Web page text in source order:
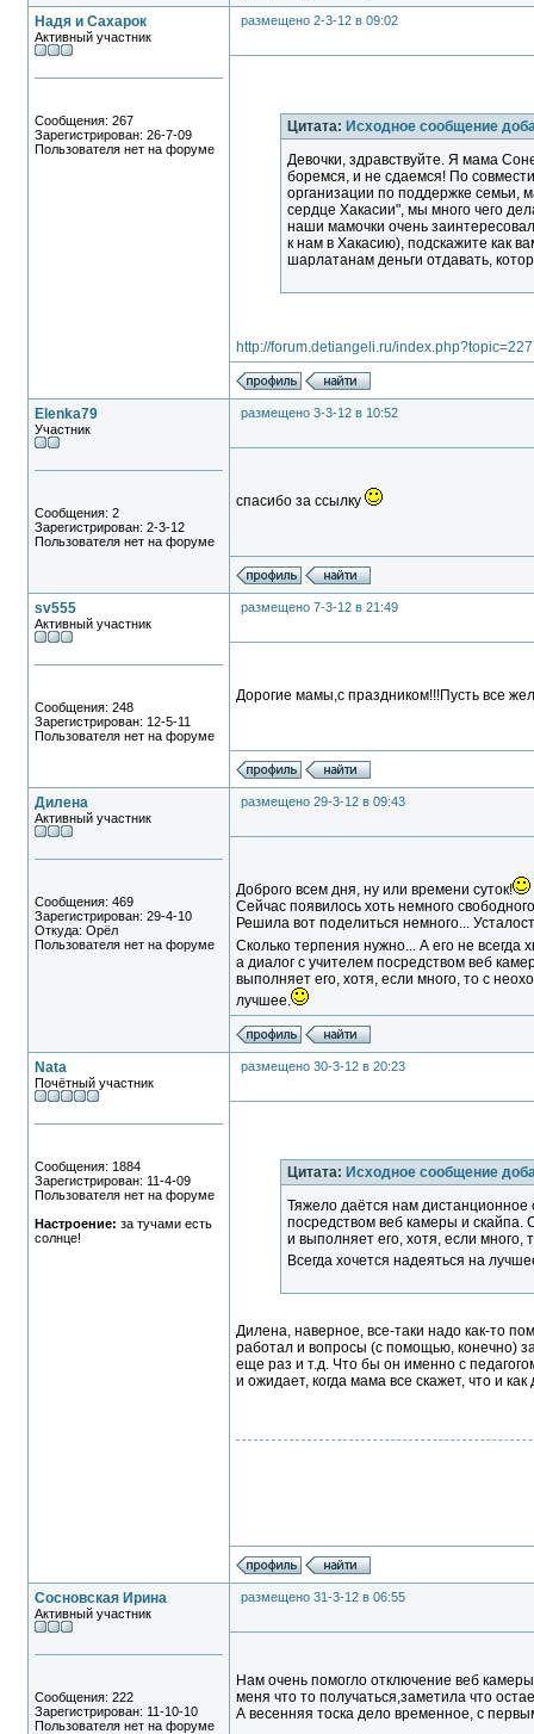
Надя и Сахарок
Активный участник
Сообщения: 267
Зарегистрирован: 26-7-09
Пользователя нет на форуме
размещено 2-3-12 в 09:02
Цитата: Исходное сообщение
Девочки, здравствуйте. Я мама
боремся, и не сдаемся! По
организации по поддержке семьи,
сердце Хакасии", мы много чего
наши мамочки очень
к нам в Хакасию), подскажите как
шарлатанам деньги отдавать,
http://forum.detiangeli.ru/
Elenka79
Участник
Сообщения: 2
Зарегистрирован: 2-3-12
Пользователя нет на форуме
размещено 3-3-12 в 10:52
спасибо за ссылку
sv555
Активный участник
Сообщения: 248
Зарегистрирован: 12-5-11
Пользователя нет на форуме
размещено 7-3-12 в 21:49
Дорогие мамы,с праздником!!!Пусть все
Дилена
Активный участник
Сообщения: 469
Зарегистрирован: 29-4-10
Откуда: Орёл
Пользователя нет на форуме
размещено 29-3-12 в 09:43
Доброго всем дня, ну или времени суток!
Сейчас появилось хоть немного
Решила вот поделиться немного...
Сколько терпения нужно... А его не всегда
а диалог с учителем посредством веб
выполняет его, хотя, если много, то с
лучшее.
Nata
Почётный участник
Сообщения: 1884
Зарегистрирован: 11-4-09
Пользователя нет на форуме
Настроение: за тучами есть
солнце!
размещено 30-3-12 в 20:23
Цитата: Исходное сообщение
Тяжело даётся нам дистанционное
посредством веб камеры и
и выполняет его, хотя, если много,
Всегда хочется надеяться на
Дилена, наверное, все-таки надо как-то
работал и вопросы (с помощью, конечно)
еще раз и т.д. Что бы он именно с
и ожидает, когда мама все скажет, что и как
Сосновская Ирина
Активный участник
Сообщения: 222
Зарегистрирован: 11-10-10
Пользователя нет на форуме
размещено 31-3-12 в 06:55
Нам очень помогло отключение веб
меня что то получаться,заметила что
А весенняя тоска дело временное, с